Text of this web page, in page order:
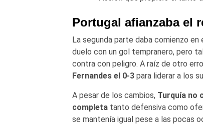
Portugal afianzaba el
La segunda parte daba comienzo
duelo con un gol tempranero, pero
contra con peligro. A raíz de otro
Fernandes el 0-3para liderar a los
A pesar de los cambios, Turquía no
completatanto defensiva como
se mantenía igual pese a las pocas